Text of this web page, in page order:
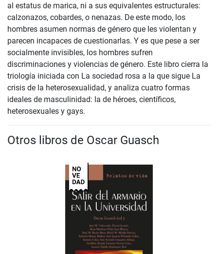
al estatus de marica, ni a sus equivalentes estructurales:
calzonazos, cobardes, o nenazas. De este modo, los
hombres asumen normas de género que les violentan y
parecen incapaces de cuestionarlas. Y es que pese a ser
socialmente invisibles, los hombres sufren
discriminaciones y violencias de género. Este libro cierra la
triología iniciada con La sociedad rosa a la que sigue La
crisis de la heterosexualidad, y analiza cuatro formas
ideales de masculinidad: la de héroes, científicos,
heterosexuales y gays.
Otros libros de Oscar Guasch